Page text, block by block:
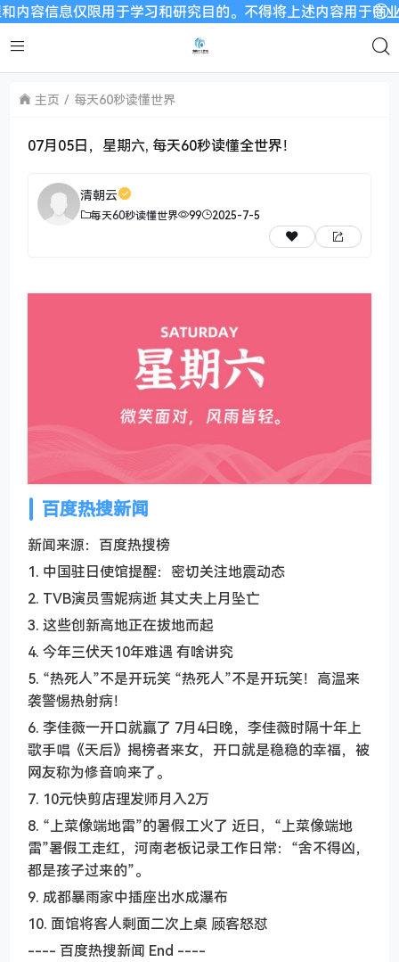
息仅限用于学习和研究目的。不得将上述内容用于商业或
主页 每天60秒读懂世界
07月05日，星期六, 每天60秒读懂全世界！
清朝云
每天60秒读懂世界 99 2025-7-5
百度热搜新闻
新闻来源：百度热搜榜
1. 中国驻日使馆提醒：密切关注地震动态
2. TVB演员雪妮病逝 其丈夫上月坠亡
3. 这些创新高地正在拔地而起
4. 今年三伏天10年难遇 有啥讲究
5. “热死人”不是开玩笑 “热死人”不是开玩笑！高温来
袭警惕热射病！
6. 李佳薇一开口就赢了 7月4日晚，李佳薇时隔十年上
歌手唱《天后》揭榜者来女，开口就是稳稳的幸福，被
网友称为修音响来了。
7. 10元快剪店理发师月入2万
8. “上菜像端地雷”的暑假工火了 近日，“上菜像端地
雷”暑假工走红，河南老板记录工作日常：“舍不得凶，
都是孩子过来的”。
9. 成都暴雨家中插座出水成瀑布
10. 面馆将客人剩面二次上桌 顾客怒怼
---- 百度热搜新闻 End ----